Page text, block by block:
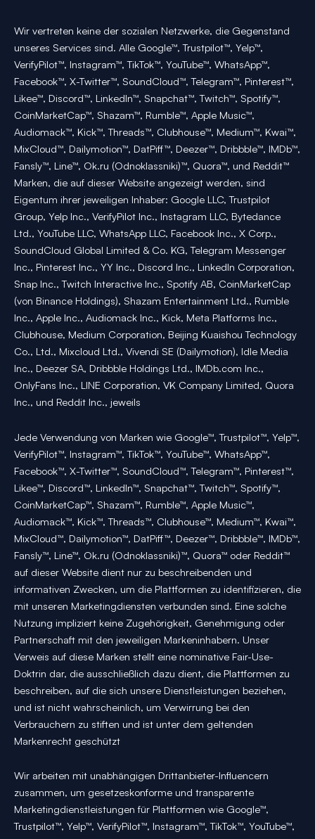
Wir vertreten keine der sozialen Netzwerke, die Gegenstand
unseres Services sind. Alle Google™, Trustpilot™, Yelp™,
VerifyPilot™, Instagram™, TikTok™, YouTube™, WhatsApp™,
Facebook™, X-Twitter™, SoundCloud™, Telegram™, Pinterest™,
Likee™, Discord™, LinkedIn™, Snapchat™, Twitch™, Spotify™,
CoinMarketCap™, Shazam™, Rumble™, Apple Music™,
Audiomack™, Kick™, Threads™, Clubhouse™, Medium™, Kwai™,
MixCloud™, Dailymotion™, DatPiff™, Deezer™, Dribbble™, IMDb™,
Fansly™, Line™, Ok.ru (Odnoklassniki)™, Quora™, und Reddit™
Marken, die auf dieser Website angezeigt werden, sind
Eigentum ihrer jeweiligen Inhaber: Google LLC, Trustpilot
Group, Yelp Inc., VerifyPilot Inc., Instagram LLC, Bytedance
Ltd., YouTube LLC, WhatsApp LLC, Facebook Inc., X Corp.,
SoundCloud Global Limited & Co. KG, Telegram Messenger
Inc., Pinterest Inc., YY Inc., Discord Inc., LinkedIn Corporation,
Snap Inc., Twitch Interactive Inc., Spotify AB, CoinMarketCap
(von Binance Holdings), Shazam Entertainment Ltd., Rumble
Inc., Apple Inc., Audiomack Inc., Kick, Meta Platforms Inc.,
Clubhouse, Medium Corporation, Beijing Kuaishou Technology
Co., Ltd., Mixcloud Ltd., Vivendi SE (Dailymotion), Idle Media
Inc., Deezer SA, Dribbble Holdings Ltd., IMDb.com Inc.,
OnlyFans Inc., LINE Corporation, VK Company Limited, Quora
Inc., und Reddit Inc., jeweils
Jede Verwendung von Marken wie Google™, Trustpilot™, Yelp™,
VerifyPilot™, Instagram™, TikTok™, YouTube™, WhatsApp™,
Facebook™, X-Twitter™, SoundCloud™, Telegram™, Pinterest™,
Likee™, Discord™, LinkedIn™, Snapchat™, Twitch™, Spotify™,
CoinMarketCap™, Shazam™, Rumble™, Apple Music™,
Audiomack™, Kick™, Threads™, Clubhouse™, Medium™, Kwai™,
MixCloud™, Dailymotion™, DatPiff™, Deezer™, Dribbble™, IMDb™,
Fansly™, Line™, Ok.ru (Odnoklassniki)™, Quora™ oder Reddit™
auf dieser Website dient nur zu beschreibenden und
informativen Zwecken, um die Plattformen zu identifizieren, die
mit unseren Marketingdiensten verbunden sind. Eine solche
Nutzung impliziert keine Zugehörigkeit, Genehmigung oder
Partnerschaft mit den jeweiligen Markeninhabern. Unser
Verweis auf diese Marken stellt eine nominative Fair-Use-
Doktrin dar, die ausschließlich dazu dient, die Plattformen zu
beschreiben, auf die sich unsere Dienstleistungen beziehen,
und ist nicht wahrscheinlich, um Verwirrung bei den
Verbrauchern zu stiften und ist unter dem geltenden
Markenrecht geschützt
Wir arbeiten mit unabhängigen Drittanbieter-Influencern
zusammen, um gesetzeskonforme und transparente
Marketingdienstleistungen für Plattformen wie Google™,
Trustpilot™, Yelp™, VerifyPilot™, Instagram™, TikTok™, YouTube™,